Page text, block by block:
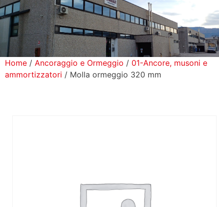
Prodotti
Home / Ancoraggio e Ormeggio / 01-Ancore, musoni e
ammortizzatori / Molla ormeggio 320 mm